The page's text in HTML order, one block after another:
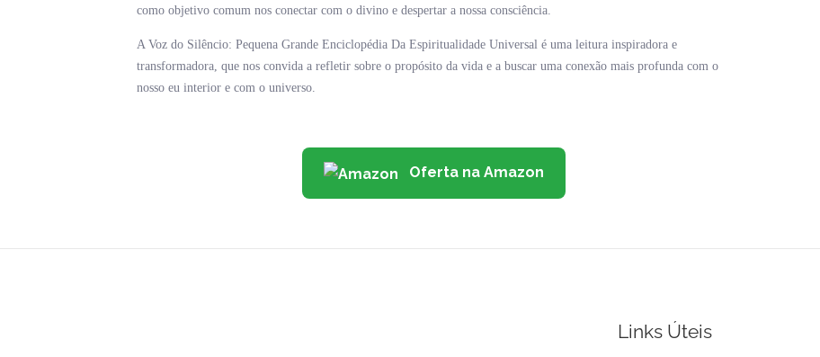
como objetivo comum nos conectar com o divino e despertar a nossa consciência.
A Voz do Silêncio: Pequena Grande Enciclopédia Da Espiritualidade Universal é uma leitura inspiradora e
transformadora, que nos convida a refletir sobre o propósito da vida e a buscar uma conexão mais profunda com o
nosso eu interior e com o universo.
Oferta na Amazon
Links Úteis